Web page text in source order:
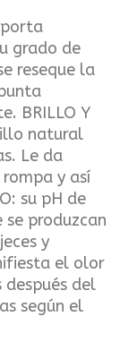
grado de
reseque la
BRILLO Y
natural
Le da
y así
su pH de
produzcan
y
el olor
del
según el